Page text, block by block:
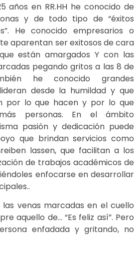
años en RR.HH he conocido de
y de todo tipo de “éxitos
He conocido empresarios o
aparentan ser exitosos de cara
están amargados Y con las
pegando gritos a las 8 de
he conocido grandes
desde la humildad y que
por lo que hacen y por lo que
personas. En el ámbito
pasión y dedicación puede
que brindan servicios como
lassen, que facilitan a los
de trabajos académicos de
enfocarse en desarrollar
venas marcadas en el cuello
aquello de… “Es feliz así”. Pero
enfadada y gritando, no